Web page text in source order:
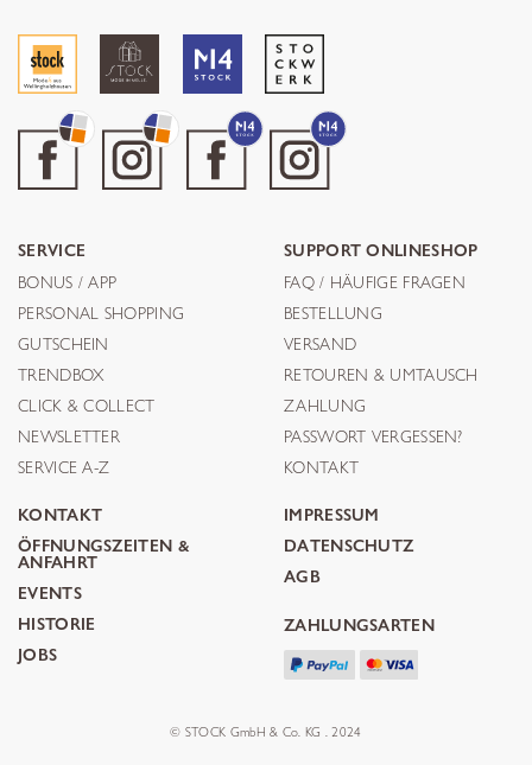
SERVICE
BONUS / APP
PERSONAL SHOPPING
GUTSCHEIN
TRENDBOX
CLICK & COLLECT
NEWSLETTER
SERVICE A-Z
SUPPORT ONLINESHOP
FAQ / HÄUFIGE FRAGEN
BESTELLUNG
VERSAND
RETOUREN & UMTAUSCH
ZAHLUNG
PASSWORT VERGESSEN?
KONTAKT
KONTAKT
ÖFFNUNGSZEITEN &
ANFAHRT
EVENTS
HISTORIE
JOBS
IMPRESSUM
DATENSCHUTZ
AGB
ZAHLUNGSARTEN
© STOCK GmbH & Co. KG . 2024